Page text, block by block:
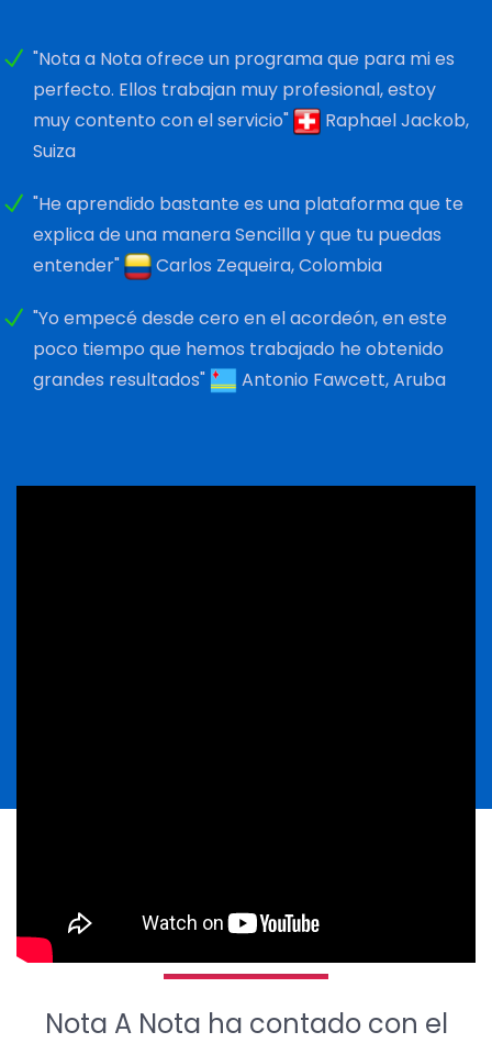
"Nota a Nota ofrece un programa que para mi es
perfecto. Ellos trabajan muy profesional, estoy
muy contento con el servicio"
Raphael Jackob,
Suiza
"He aprendido bastante es una plataforma que te
explica de una manera Sencilla y que tu puedas
entender"
Carlos Zequeira, Colombia
"Yo empecé desde cero en el acordeón, en este
poco tiempo que hemos trabajado he obtenido
grandes resultados"
Antonio Fawcett, Aruba
Nota A Nota ha contado con el